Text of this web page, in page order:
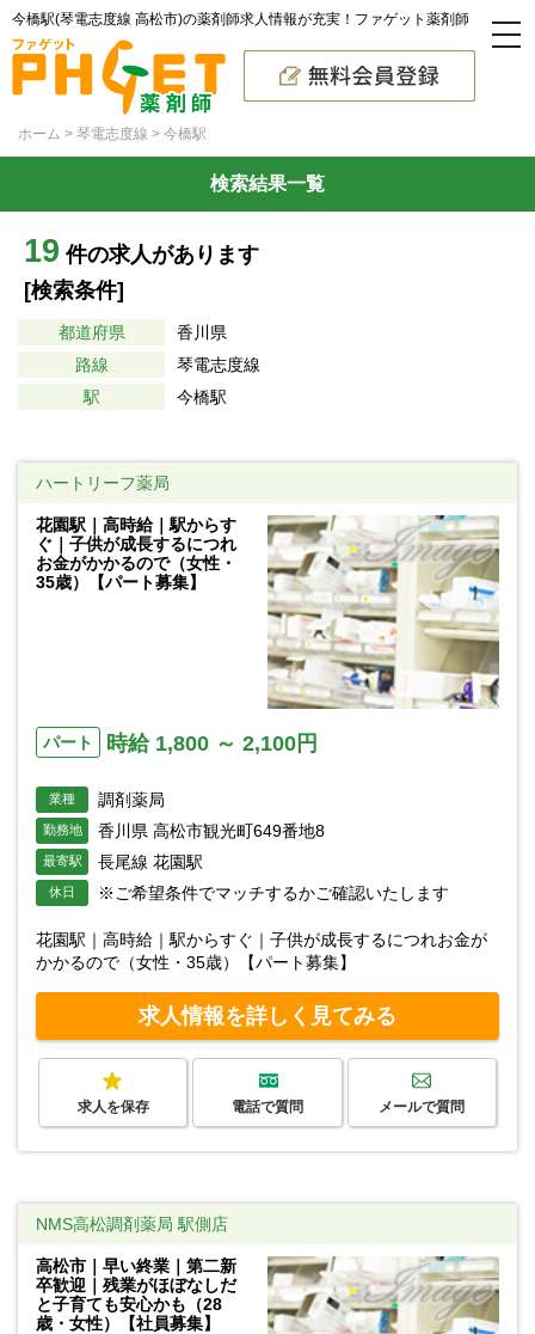
今橋駅(琴電志度線 高松市)の薬剤師求人情報が充実！ファゲット薬剤師
ホーム 琴電志度線 今橋駅
検索結果一覧
19 件の求人があります
[検索条件]
都道府県
香川県
路線
琴電志度線
駅
今橋駅
ハートリーフ薬局
花園駅｜高時給｜駅からす
ぐ｜子供が成長するにつれ
お金がかかるので（女性・
35歳）【パート募集】
パート 時給 1,800 ～ 2,100円
業種 調剤薬局
勤務地 香川県 高松市観光町649番地8
最寄駅 長尾線 花園駅
休日 ※ご希望条件でマッチするかご確認いたします
花園駅｜高時給｜駅からすぐ｜子供が成長するにつれお金が
かかるので（女性・35歳）【パート募集】
求人情報を詳しく見てみる
求人を保存 電話で質問 メールで質問
NMS高松調剤薬局 駅側店
高松市｜早い終業｜第二新
卒歓迎｜残業がほぼなしだ
と子育ても安心かも（28
歳・女性）【社員募集】